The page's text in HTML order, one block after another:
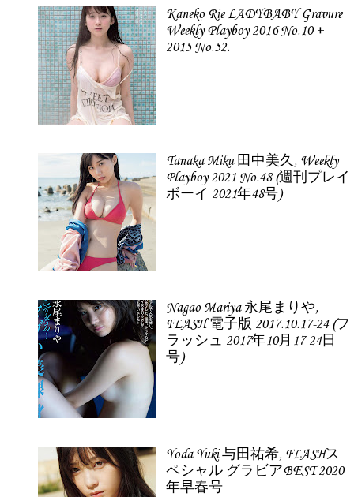
Kaneko Rie LADYBABY Gravure
Weekly Playboy 2016 No.10 +
2015 No.52.
Tanaka Miku 田中美久, Weekly
Playboy 2021 No.48 (週刊プレイ
ボーイ 2021年48号)
Nagao Mariya 永尾まりや,
FLASH 電子版 2017.10.17-24 (フ
ラッシュ 2017年10月17-24日
号)
Yoda Yuki 与田祐希, FLASHス
ペシャル グラビアBEST 2020
年早春号